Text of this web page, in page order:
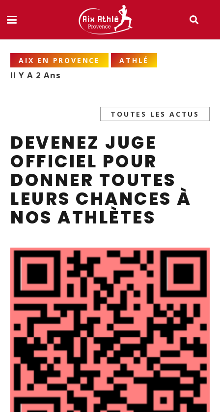
AIX EN PROVENCE ATHLÉ
Il Y A 2 Ans
TOUTES LES ACTUS
DEVENEZ JUGE
OFFICIEL POUR
DONNER TOUTES
LEURS CHANCES À
NOS ATHLÈTES